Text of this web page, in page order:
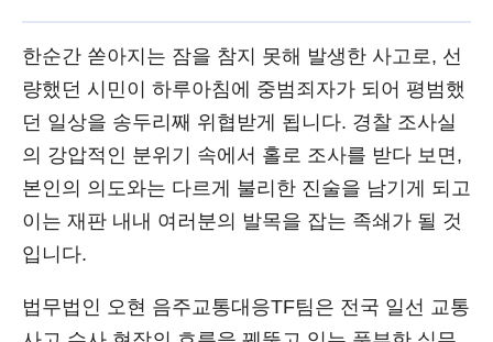
한순간 쏟아지는 잠을 참지 못해 발생한 사고로, 선
량했던 시민이 하루아침에 중범죄자가 되어 평범했
던 일상을 송두리째 위협받게 됩니다. 경찰 조사실
의 강압적인 분위기 속에서 홀로 조사를 받다 보면,
본인의 의도와는 다르게 불리한 진술을 남기게 되고
이는 재판 내내 여러분의 발목을 잡는 족쇄가 될 것
입니다.
법무법인 오현 음주교통대응TF팀은 전국 일선 교통